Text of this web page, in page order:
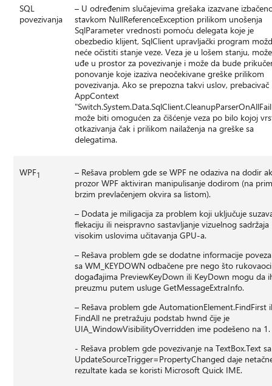
SQL
povezivanja
– U određenim slučajevima grešaka izazvane
stavkom NullReferenceException prilikom unošenja
SqlParameter vrednosti pomoću delegata koje je
obezbedio klijent, SqlClient upravljački program
neće očistiti stanje veze. Veza je u lošem stanju,
uđe u prostor za povezivanje i može da bude
ponovanje koje izaziva neočekivane greške prilikom
povezivanja. Ako se prepozna takvi uslov, prebacivač
AppContext
može biti omogućen za čišćenje veza po bilo kojoj
otkazivanja čak i prilikom nailaženja na greške sa
delegatima.
WPF1
– Rešava problem gde se WPF ne odaziva na dodir
prozor WPF aktiviran manipulisanje dodirom (na
brzim prevlačenjem okvira sa listom).
– Dodata je miligacija za problem koji uključuje
flekaciju ili neispravno sastavljanje vizuelnog sadržaja
visokim uslovima učitavanja GPU-a.
– Rešava problem gde se dodatne informacije
sa WM_KEYDOWN odbačene pre nego što rukovaoci
događajima PreviewKeyDown ili KeyDown mogu da
preuzmu putem usluge GetMessageExtraInfo.
– Rešava problem gde AutomationElement.FindFirst
FindAll ne pretražuju podstab hwnd čije je
UIA_WindowVisibilityOverridden ime podešeno na 1.
- Rešava problem gde povezivanje na TextBox.Text sa
UpdateSourceTrigger=PropertyChanged daje
rezultate kada se koristi Microsoft Quick IME.